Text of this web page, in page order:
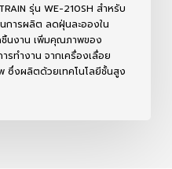
รุ่น WE-210SH สำหรับ
การผลิต ลดฝุ่นละอองใน
นงาน เพิ่มคุณภาพของ
ทำงาน จากเครื่องเลื่อย
ซึ่งผลิตด้วยเทคโนโลยีชั้นสูง